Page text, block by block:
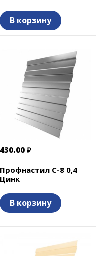
В корзину
430.00 ₽
Профнастил С-8 0,4
Цинк
В корзину